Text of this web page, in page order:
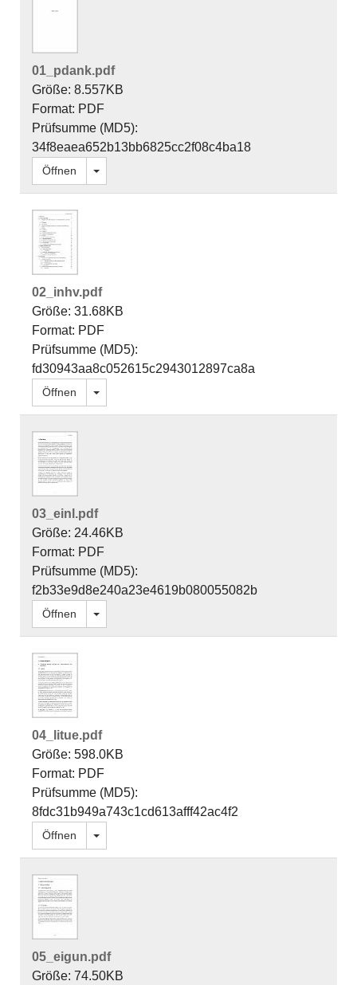
01_pdank.pdf
Größe: 8.557KB
Format: PDF
Prüfsumme (MD5):
34f8eaea652b13bb6825cc2f08c4ba18
Öffnen Dropdown öffnen
02_inhv.pdf
Größe: 31.68KB
Format: PDF
Prüfsumme (MD5):
fd30943aa8c052615c2943012897ca8a
Öffnen Dropdown öffnen
03_einl.pdf
Größe: 24.46KB
Format: PDF
Prüfsumme (MD5):
f2b33e9d8e240a23e4619b080055082b
Öffnen Dropdown öffnen
04_litue.pdf
Größe: 598.0KB
Format: PDF
Prüfsumme (MD5):
8fdc31b949a743c1cd613afff42ac4f2
Öffnen Dropdown öffnen
05_eigun.pdf
Größe: 74.50KB